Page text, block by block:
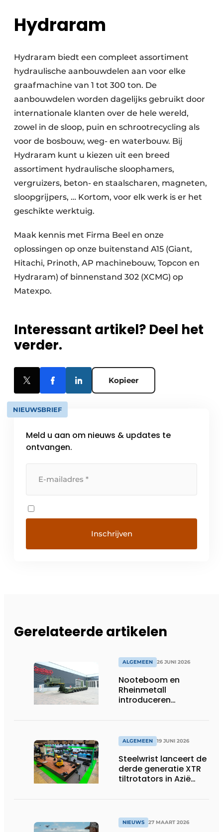
Hydraram
Hydraram biedt een compleet assortiment
hydraulische aanbouwdelen aan voor elke
graafmachine van 1 tot 300 ton. De
aanbouwdelen worden dagelijks gebruikt door
internationale klanten over de hele wereld,
zowel in de sloop, puin en schrootrecycling als
voor de bosbouw, weg- en waterbouw. Bij
Hydraram kunt u kiezen uit een breed
assortiment hydraulische sloophamers,
vergruizers, beton- en staalscharen, magneten,
sloopgrijpers, … Kortom, voor elk werk is er het
geschikte werktuig.
Maak kennis met Firma Beel en onze
oplossingen op onze buitenstand A15 (Giant,
Hitachi, Prinoth, AP machinebouw, Topcon en
Hydraram) of binnenstand 302 (XCMG) op
Matexpo.
Interessant artikel? Deel het
verder.
Kopieer
NIEUWSBRIEF
Meld u aan om nieuws & updates te
ontvangen.
Gerelateerde artikelen
ALGEMEEN 26 JUNI 2026
Nooteboom en
Rheinmetall
introduceren
ALGEMEEN 19 JUNI 2026
Steelwrist lanceert de
derde generatie XTR
tiltrotators in Azië
NIEUWS 27 MAART 2026